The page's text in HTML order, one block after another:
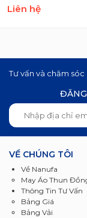
Liên hệ
Tư vấn và chăm
VỀ CHÚNG TÔI
Về Nanufa
May Áo Thun
Thông Tin Tư Vấn
Bảng Giá
Bảng Vải